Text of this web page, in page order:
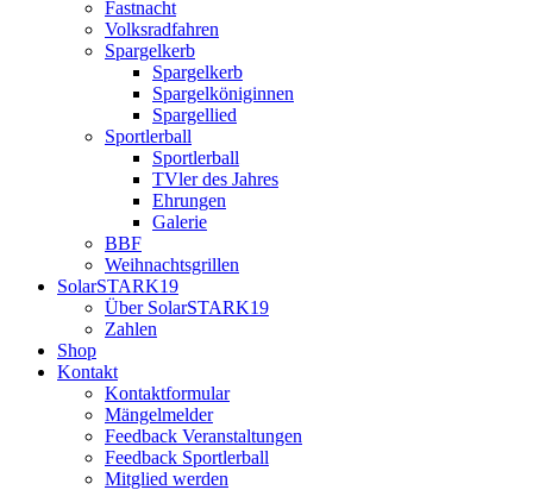
Fastnacht
Volksradfahren
Spargelkerb
Spargelkerb
Spargelköniginnen
Spargellied
Sportlerball
Sportlerball
TVler des Jahres
Ehrungen
Galerie
BBF
Weihnachtsgrillen
SolarSTARK19
Über SolarSTARK19
Zahlen
Shop
Kontakt
Kontaktformular
Mängelmelder
Feedback Veranstaltungen
Feedback Sportlerball
Mitglied werden